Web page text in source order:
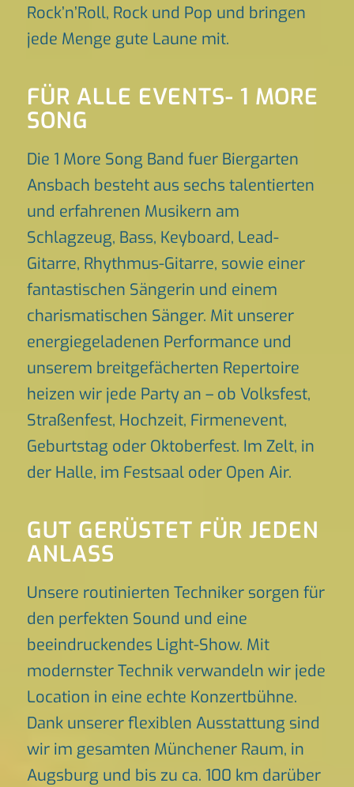
Rock’n’Roll, Rock und Pop und bringen
jede Menge gute Laune mit.
FÜR ALLE EVENTS- 1 MORE
SONG
Die 1 More Song Band fuer Biergarten
Ansbach besteht aus sechs talentierten
und erfahrenen Musikern am
Schlagzeug, Bass, Keyboard, Lead-
Gitarre, Rhythmus-Gitarre, sowie einer
fantastischen Sängerin und einem
charismatischen Sänger. Mit unserer
energiegeladenen Performance und
unserem breitgefächerten Repertoire
heizen wir jede Party an – ob Volksfest,
Straßenfest, Hochzeit, Firmenevent,
Geburtstag oder Oktoberfest. Im Zelt, in
der Halle, im Festsaal oder Open Air.
GUT GERÜSTET FÜR JEDEN
ANLASS
Unsere routinierten Techniker sorgen für
den perfekten Sound und eine
beeindruckendes Light-Show. Mit
modernster Technik verwandeln wir jede
Location in eine echte Konzertbühne.
Dank unserer flexiblen Ausstattung sind
wir im gesamten Münchener Raum, in
Augsburg und bis zu ca. 100 km darüber